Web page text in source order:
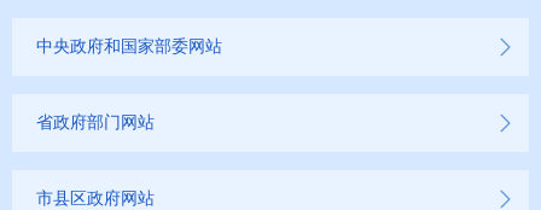
中央政府和国家部委网站
省政府部门网站
市县区政府网站